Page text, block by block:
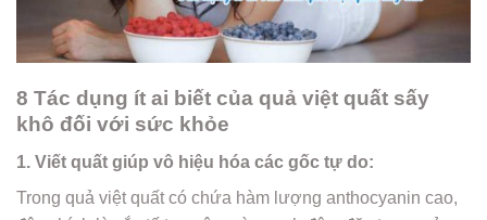
8 Tác dụng ít ai biết của quả việt quất sấy
khô đối với sức khỏe
1. Viết quất giúp vô hiệu hóa các gốc tự do:
Trong quả việt quất có chứa hàm lượng anthocyanin cao,